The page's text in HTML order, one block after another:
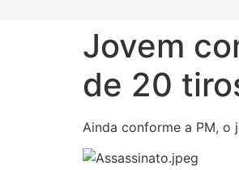
Jovem
de 20
Ainda conforme a PM, o